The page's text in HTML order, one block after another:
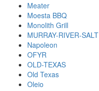
Meater
Moesta BBQ
Monolith Grill
MURRAY-RIVER-SALT
Napoleon
OFYR
OLD-TEXAS
Old Texas
Oleio